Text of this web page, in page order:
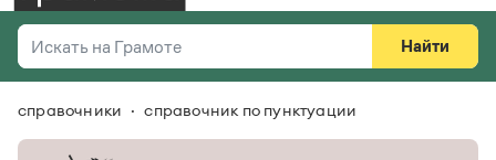
Искать на Грамоте
Справочная служба
Найти
Везде
справочники справочник по пунктуации